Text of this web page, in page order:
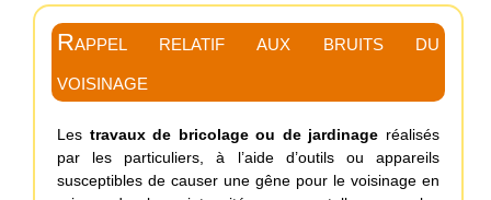
Rappel relatif aux bruits du
voisinage
Les travaux de bricolage ou de jardinage réalisés
par les particuliers, à l’aide d’outils ou appareils
susceptibles de causer une gêne pour le voisinage en